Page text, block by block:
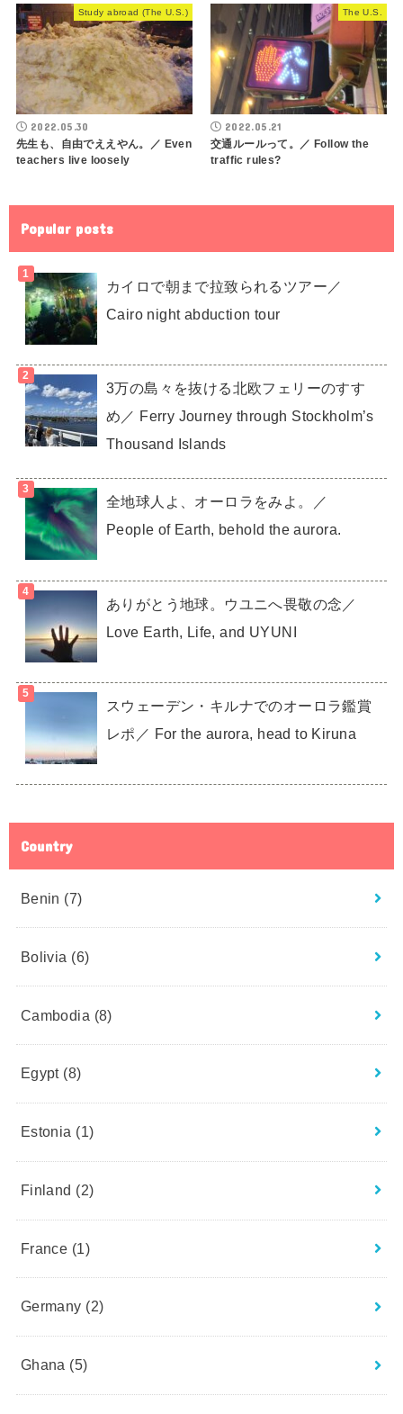
Study abroad (The U.S.)
2022.05.30
先生も、自由でええやん。／ Even
teachers live loosely
The U.S.
2022.05.21
交通ルールって。／ Follow the
traffic rules?
Popular posts
カイロで朝まで拉致られるツアー／
Cairo night abduction tour
3万の島々を抜ける北欧フェリーのすす
め／ Ferry Journey through Stockholm’s
Thousand Islands
全地球人よ、オーロラをみよ。／
People of Earth, behold the aurora.
ありがとう地球。ウユニへ畏敬の念／
Love Earth, Life, and UYUNI
スウェーデン・キルナでのオーロラ鑑賞
レポ／ For the aurora, head to Kiruna
Country
Benin (7)
Bolivia (6)
Cambodia (8)
Egypt (8)
Estonia (1)
Finland (2)
France (1)
Germany (2)
Ghana (5)